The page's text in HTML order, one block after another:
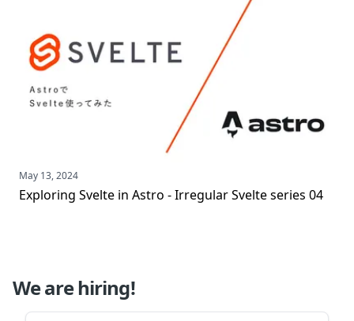
May 13, 2024
Exploring Svelte in Astro - Irregular Svelte series 04
We are hiring!